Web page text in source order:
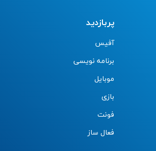
پربازدید
آفیس
برنامه نویسی
موبایل
بازی
فونت
فعال ساز